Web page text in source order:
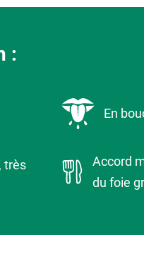
:
très
En
Accord
du foie